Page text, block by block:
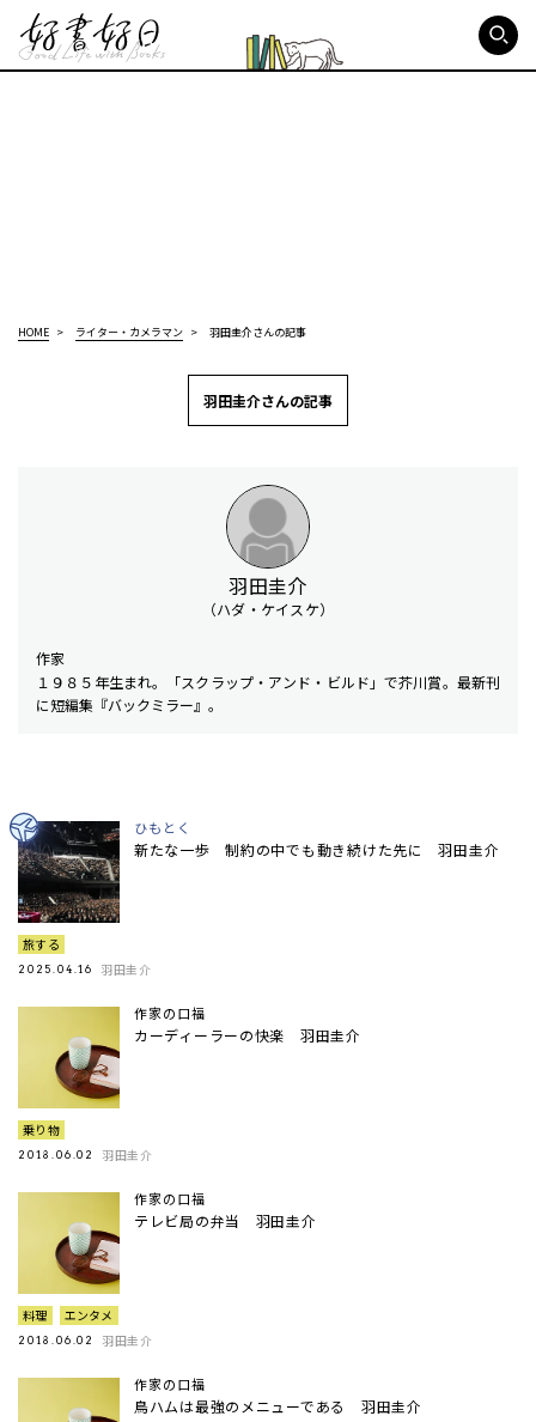
HOME ライター・カメラマン 羽田圭介さんの記事
羽田圭介さんの記事
羽田圭介
（ハダ・ケイスケ）
作家
１９８５年生まれ。「スクラップ・アンド・ビルド」で芥川賞。最新刊
に短編集『バックミラー』。
ひもとく
新たな一歩 制約の中でも動き続けた先に 羽田圭介
旅する
2025.04.16 羽田圭介
作家の口福
カーディーラーの快楽 羽田圭介
乗り物
2018.06.02 羽田圭介
作家の口福
テレビ局の弁当 羽田圭介
料理 エンタメ
2018.06.02 羽田圭介
作家の口福
鳥ハムは最強のメニューである 羽田圭介